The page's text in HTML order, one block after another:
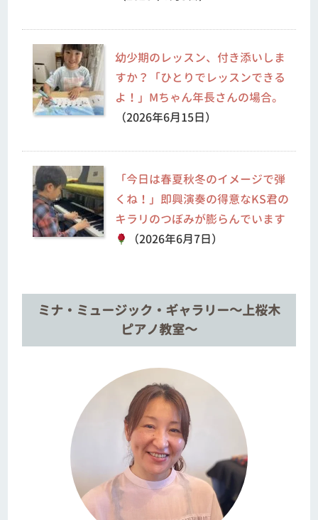
幼少期のレッスン、付き添いしま
すか？「ひとりでレッスンできる
よ！」Mちゃん年長さんの場合。
（2026年6月15日）
「今日は春夏秋冬のイメージで弾
くね！」即興演奏の得意なKS君の
キラリのつぼみが膨らんでいます
（2026年6月7日）
ミナ・ミュージック・ギャラリー～上桜木
ピアノ教室～